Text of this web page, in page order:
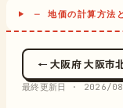
─ 地価の計算方法
← 大阪府 大阪市
最終更新日 · 2026/